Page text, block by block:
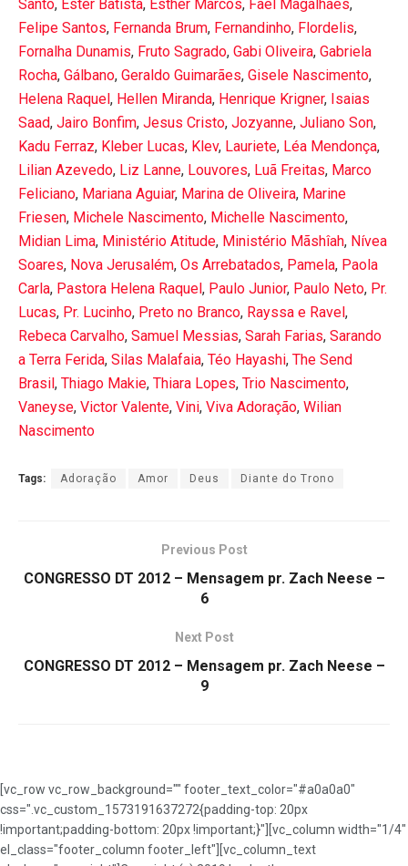
Santo, Ester Batista, Esther Marcos, Fael Magalhães,
Felipe Santos, Fernanda Brum, Fernandinho, Flordelis,
Fornalha Dunamis, Fruto Sagrado, Gabi Oliveira, Gabriela
Rocha, Gálbano, Geraldo Guimarães, Gisele Nascimento,
Helena Raquel, Hellen Miranda, Henrique Krigner, Isaias
Saad, Jairo Bonfim, Jesus Cristo, Jozyanne, Juliano Son,
Kadu Ferraz, Kleber Lucas, Klev, Lauriete, Léa Mendonça,
Lilian Azevedo, Liz Lanne, Louvores, Luã Freitas, Marco
Feliciano, Mariana Aguiar, Marina de Oliveira, Marine
Friesen, Michele Nascimento, Michelle Nascimento,
Midian Lima, Ministério Atitude, Ministério Mãshîah, Nívea
Soares, Nova Jerusalém, Os Arrebatados, Pamela, Paola
Carla, Pastora Helena Raquel, Paulo Junior, Paulo Neto, Pr.
Lucas, Pr. Lucinho, Preto no Branco, Rayssa e Ravel,
Rebeca Carvalho, Samuel Messias, Sarah Farias, Sarando
a Terra Ferida, Silas Malafaia, Téo Hayashi, The Send
Brasil, Thiago Makie, Thiara Lopes, Trio Nascimento,
Vaneyse, Victor Valente, Vini, Viva Adoração, Wilian
Nascimento
Tags: Adoração Amor Deus Diante do Trono
Previous Post
CONGRESSO DT 2012 – Mensagem pr. Zach Neese –
6
Next Post
CONGRESSO DT 2012 – Mensagem pr. Zach Neese –
9
[vc_row vc_row_background="" footer_text_color="#a0a0a0"
css=".vc_custom_1573191637272{padding-top: 20px
!important;padding-bottom: 20px !important;}"][vc_column width="1/4"
el_class="footer_column footer_left"][vc_column_text